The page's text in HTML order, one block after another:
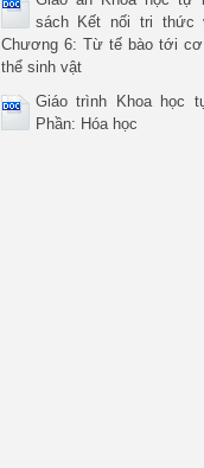
sách Kết nối tri thức
Chương 6: Từ tế bào tới
thể sinh vật
Giáo trình Khoa học
Phần: Hóa học